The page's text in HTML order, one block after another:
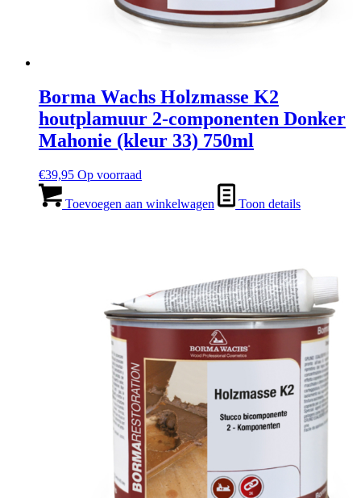
Borma Wachs Holzmasse K2
houtplamuur 2-componenten Donker
Mahonie (kleur 33) 750ml
€39,95 Op voorraad
Toevoegen aan winkelwagen Toon details